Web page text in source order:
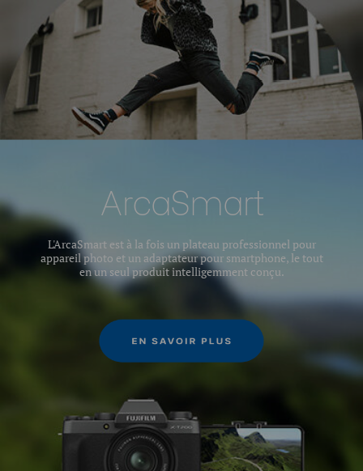
ArcaSmart
L'ArcaSmart est à la fois un plateau professionnel pour
appareil photo et un adaptateur pour smartphone, le tout
en un seul produit intelligemment conçu.